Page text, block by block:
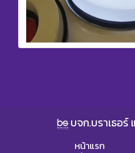
บจก.บราเธอร์
หน้าแรก